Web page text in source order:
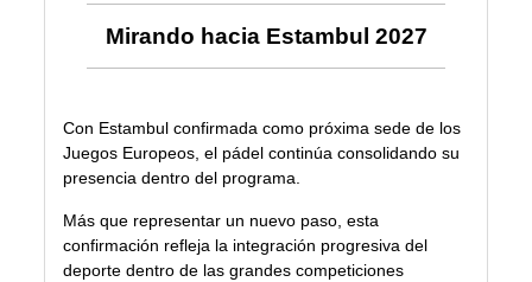
Mirando hacia Estambul 2027
Con Estambul confirmada como próxima sede de los
Juegos Europeos, el pádel continúa consolidando su
presencia dentro del programa.
Más que representar un nuevo paso, esta
confirmación refleja la integración progresiva del
deporte dentro de las grandes competiciones